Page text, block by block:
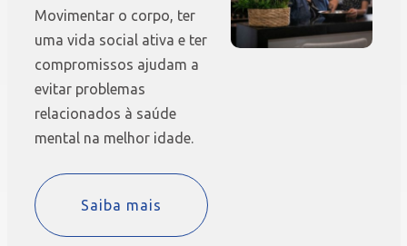
Movimentar o corpo, ter
uma vida social ativa e ter
compromissos ajudam a
evitar problemas
relacionados à saúde
mental na melhor idade.
Saiba mais